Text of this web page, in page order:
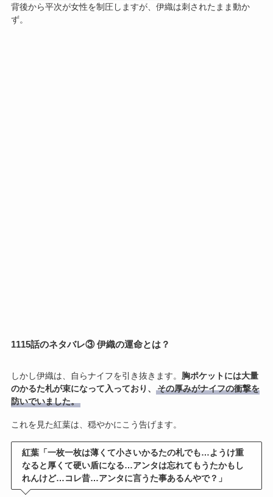
背後から平次が女性を制圧しますが、伊織は刺されたまま動か
ず。
1115話のネタバレ③ 伊織の運命とは？
しかし伊織は、自らナイフを引き抜きます。 胸ポケットには大量
のかるた札が束になって入っており、
その厚みがナイフの衝撃を
防いでいました。
これを見た紅葉は、穏やかにこう告げます。
紅葉「一枚一枚は薄くて小さいかるたの札でも…ようけ重
なると厚くて硬い盾になる…アンタは忘れてもうたかもし
れんけど…コレ昔…アンタに言うた事あるんやで？」